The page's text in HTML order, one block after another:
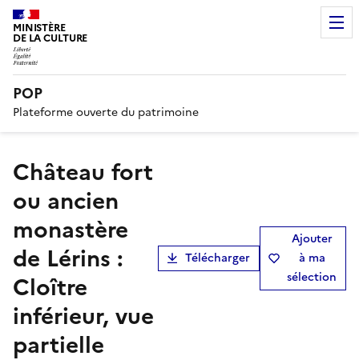
MINISTÈRE
DE LA CULTURE
POP
Plateforme ouverte du patrimoine
Château fort
ou ancien
monastère
de Lérins :
Cloître
inférieur, vue
partielle
Télécharger
Ajouter
à ma
sélection